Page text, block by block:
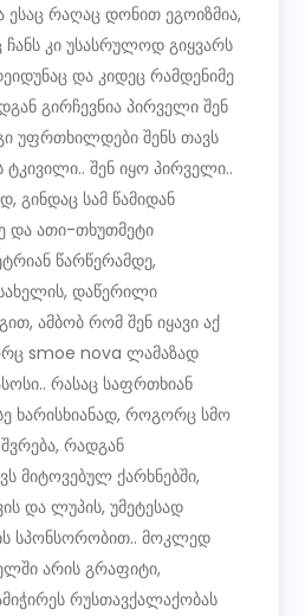
ესაც რაღაც დონით ეგოიზმია,
კი უსასრულოდ გიყვარს
და კიდეც რამდენიმე
გირჩევნია პირველი შენ
უფრთხილდები შენს თავს
შენ იყო პირველი..
გინდაც სამ წამიდან
და ათი-თხუთმეტი
წარწერამდე,
დაწერილი
ამბობ რომ შენ იყავი აქ
smoe nova ლამაზად
რასაც საფრთხიან
ხარისხიანად, როგორც სმო
რადგან
მიტოვებულ ქარხნებში,
და ლუპის, უმეტესად
სპონსორობით.. მოკლედ
არის გრაფიტი,
რუსთავქალაქობას